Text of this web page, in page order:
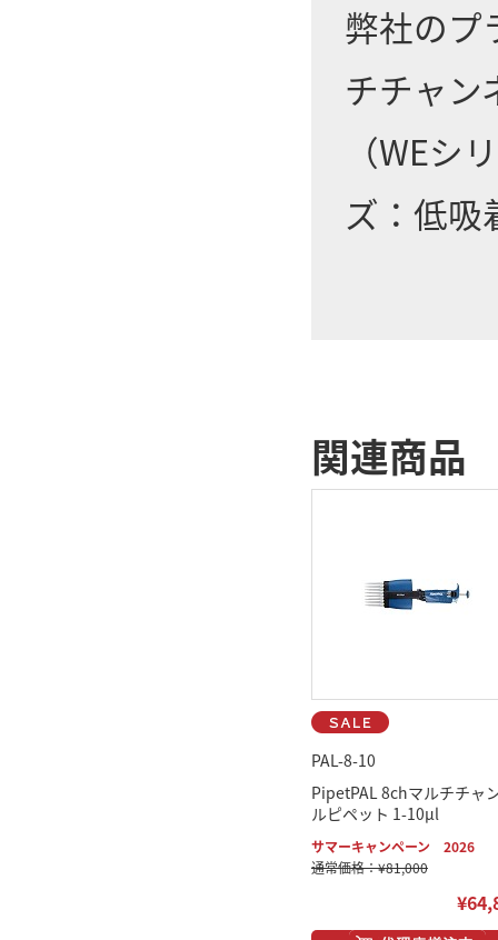
弊社のプ
チチャン
（WE
ズ：低吸
関連商品
PAL-8-10
PipetPAL 8chマルチチャ
ルピペット 1-10μl
サマーキャンペーン 2026
通常価格：¥81,000